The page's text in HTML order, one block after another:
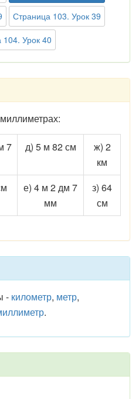
Страница 103. Урок 39
Урок 40
7
д) 5 м 82 см
ж) 2
км
е) 4 м 2 дм 7
мм
з) 64
см
- километр, метр,
.